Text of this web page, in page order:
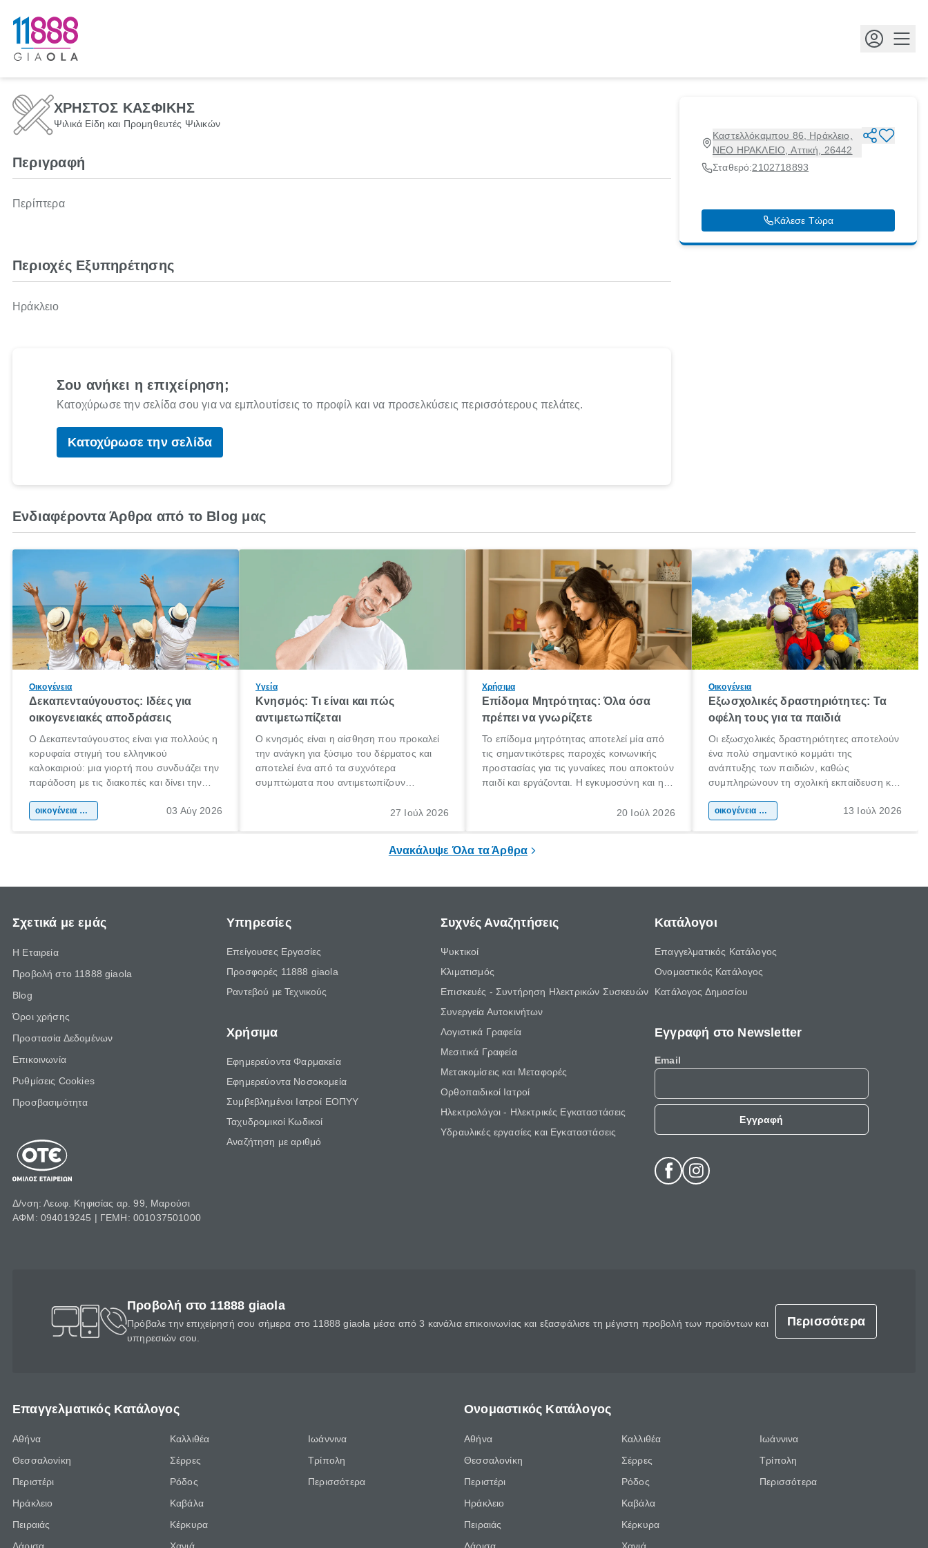
ΧΡΗΣΤΟΣ ΚΑΣΦΙΚΗΣ
Ψιλικά Είδη και Προμηθευτές Ψιλικών
Καστελλόκαμπου 86, Ηράκλειο,
ΝΕΟ ΗΡΑΚΛΕΙΟ, Αττική, 26442
Σταθερό:2102718893
Κάλεσε Τώρα
Περιγραφή
Περίπτερα
Περιοχές Εξυπηρέτησης
Ηράκλειο
Σου ανήκει η επιχείρηση;
Κατοχύρωσε την σελίδα σου για να εμπλουτίσεις το προφίλ και να προσελκύσεις περισσότερους πελάτες.
Κατοχύρωσε την σελίδα
Ενδιαφέροντα Άρθρα από το Blog μας
Οικογένεια
Δεκαπενταύγουστος: Ιδέες για
οικογενειακές αποδράσεις
Ο Δεκαπενταύγουστος είναι για πολλούς η
κορυφαία στιγμή του ελληνικού
καλοκαιριού: μια γιορτή που συνδυάζει την
παράδοση με τις διακοπές και δίνει την
χώρας. Είτε πρόκειται για λίγες μέρες
οικογένεια & παιδί 03 Αύγ 2026
Υγεία
Κνησμός: Τι είναι και πώς
αντιμετωπίζεται
Ο κνησμός είναι η αίσθηση που προκαλεί
την ανάγκη για ξύσιμο του δέρματος και
αποτελεί ένα από τα συχνότερα
συμπτώματα που αντιμετωπίζουν
πληροφορίες για το «κνησμός τι είναι»,
27 Ιούλ 2026
Χρήσιμα
Επίδομα Μητρότητας: Όλα όσα
πρέπει να γνωρίζετε
Το επίδομα μητρότητας αποτελεί μία από
τις σημαντικότερες παροχές κοινωνικής
προστασίας για τις γυναίκες που αποκτούν
παιδί και εργάζονται. Η εγκυμοσύνη και η
σημαντική περίοδος στη ζωή κάθε20 Ιούλ 2026
Οικογένεια
Εξωσχολικές δραστηριότητες: Τα
οφέλη τους για τα παιδιά
Οι εξωσχολικές δραστηριότητες αποτελούν
ένα πολύ σημαντικό κομμάτι της
ανάπτυξης των παιδιών, καθώς
συμπληρώνουν τη σχολική εκπαίδευση και
της προσωπικότητας, της κοινωνικότητας
οικογένεια & παιδί 13 Ιούλ 2026
Ανακάλυψε Όλα τα Άρθρα
Σχετικά με εμάς
Η Εταιρεία
Προβολή στο 11888 giaola
Blog
Όροι χρήσης
Προστασία Δεδομένων
Επικοινωνία
Ρυθμίσεις Cookies
Προσβασιμότητα
Δ/νση: Λεωφ. Κηφισίας αρ. 99, Μαρούσι
ΑΦΜ: 094019245 | ΓΕΜΗ: 001037501000
Υπηρεσίες
Επείγουσες Εργασίες
Προσφορές 11888 giaola
Ραντεβού με Τεχνικούς
Χρήσιμα
Εφημερεύοντα Φαρμακεία
Εφημερεύοντα Νοσοκομεία
Συμβεβλημένοι Ιατροί ΕΟΠΥΥ
Ταχυδρομικοί Κωδικοί
Αναζήτηση με αριθμό
Συχνές Αναζητήσεις
Ψυκτικοί
Κλιματισμός
Επισκευές - Συντήρηση Ηλεκτρικών Συσκευών
Συνεργεία Αυτοκινήτων
Λογιστικά Γραφεία
Μεσιτικά Γραφεία
Μετακομίσεις και Μεταφορές
Ορθοπαιδικοί Ιατροί
Ηλεκτρολόγοι - Ηλεκτρικές Εγκαταστάσεις
Υδραυλικές εργασίες και Εγκαταστάσεις
Κατάλογοι
Επαγγελματικός Κατάλογος
Ονομαστικός Κατάλογος
Κατάλογος Δημοσίου
Εγγραφή στο Newsletter
Email
Εγγραφή
Προβολή στο 11888 giaola
Πρόβαλε την επιχείρησή σου σήμερα στο 11888 giaola μέσα από 3 κανάλια επικοινωνίας και εξασφάλισε τη μέγιστη προβολή των προϊόντων και
υπηρεσιών σου.
Περισσότερα
Επαγγελματικός Κατάλογος
Αθήνα
Θεσσαλονίκη
Περιστέρι
Ηράκλειο
Πειραιάς
Καλλιθέα
Σέρρες
Ρόδος
Καβάλα
Κέρκυρα
Ιωάννινα
Τρίπολη
Περισσότερα
Ονομαστικός Κατάλογος
Αθήνα
Θεσσαλονίκη
Περιστέρι
Ηράκλειο
Πειραιάς
Καλλιθέα
Σέρρες
Ρόδος
Καβάλα
Κέρκυρα
Ιωάννινα
Τρίπολη
Περισσότερα